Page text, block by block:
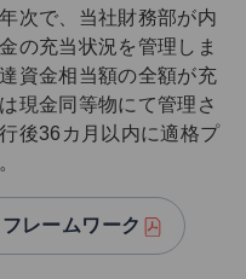
次で、当社財務部が内
の充当状況を管理しま
資金相当額の全額が充
現金同等物にて管理さ
後36カ月以内に適格プ
レームワーク